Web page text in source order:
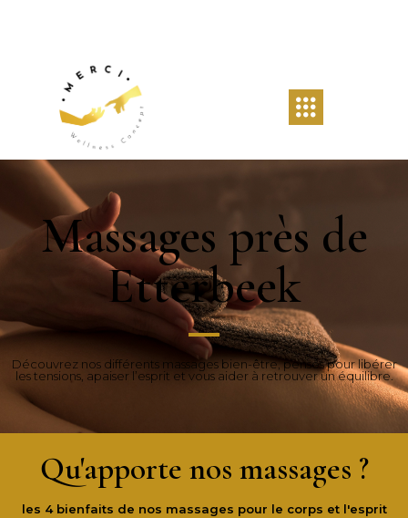
Massages près de
Etterbeek
Découvrez nos différents massages bien-être, pensés pour libérer
les tensions, apaiser l’esprit et vous aider à retrouver un équilibre.
Qu'apporte nos massages ?
les 4 bienfaits de nos massages pour le corps et l'esprit